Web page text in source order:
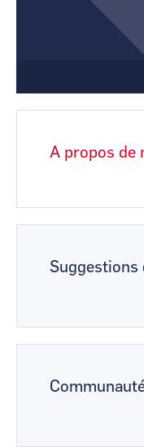
CCI Business
Pays de la Loire
A propos de
Suggestions